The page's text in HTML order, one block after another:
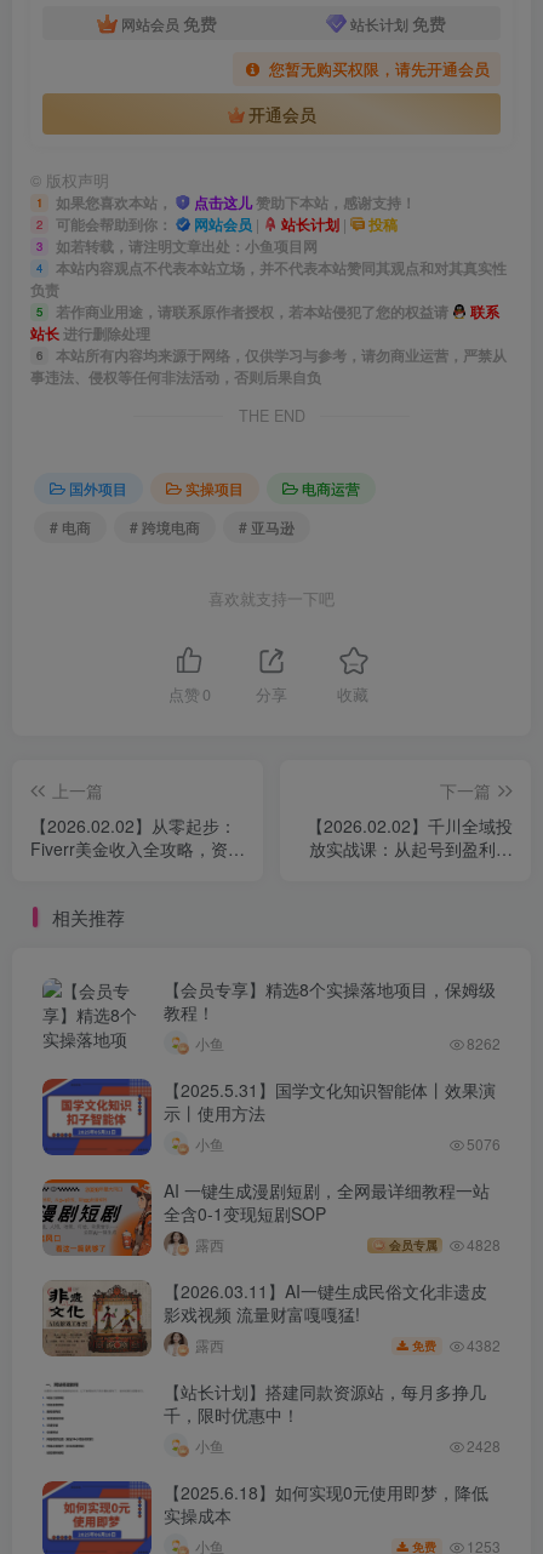
网站会员 免费 站长计划 免费
您暂无购买权限，请先开通会员
开通会员
© 版权声明
1 如果您喜欢本站， 点击这儿赞助下本站，感谢支持！
2 可能会帮助到你： 网站会员 | 站长计划 | 投稿
3 如若转载，请注明文章出处：小鱼项目网
4
本站内容观点不代表本站立场，并不代表本站赞同其观点和对其真实性
负责
5 若作商业用途，请联系原作者授权，若本站侵犯了您的权益请
联系
站长进行删除处理
6
本站所有内容均来源于网络，仅供学习与参考，请勿商业运营，严禁从
事违法、侵权等任何非法活动，否则后果自负
THE END
国外项目 实操项目
电商运营
# 电商
# 跨境电商 # 亚马逊
喜欢就支持一下吧
点赞 0 分享 收藏
上一篇
【2026.02.02】从零起步：
Fiverr美金收入全攻略，资料
下一篇
【2026.02.02】千川全域投
放实战课：从起号到盈利，
相关推荐
【会员专享】精选8个实操落地项目，保姆级
教程！
小鱼 8262
【2025.5.31】国学文化知识智能体丨效果演
示丨使用方法
小鱼 5076
AI 一键生成漫剧短剧，全网最详细教程一站
全含0-1变现短剧SOP
露西 会员专属 4828
【2026.03.11】AI一键生成民俗文化非遗皮
影戏视频 流量财富嘎嘎猛!
露西 免费 4382
【站长计划】搭建同款资源站，每月多挣几
千，限时优惠中！
小鱼 2428
【2025.6.18】如何实现0元使用即梦，降低
实操成本
小鱼 免费 1253